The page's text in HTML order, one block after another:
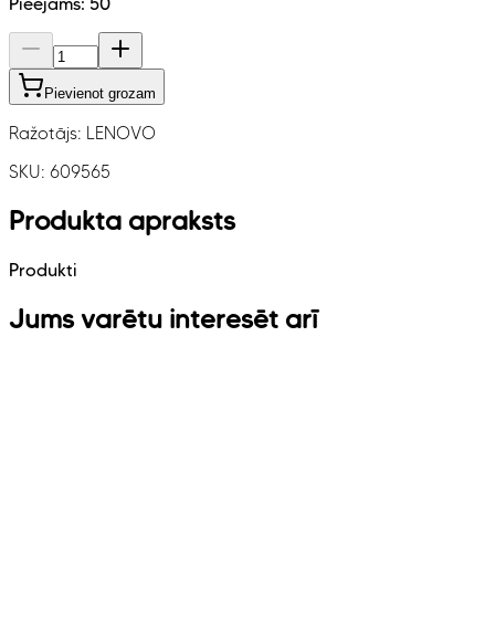
Pievienot grozam
Ražotājs: LENOVO
SKU: 609565
Produkta apraksts
Produkti
Jums varētu interesēt arī